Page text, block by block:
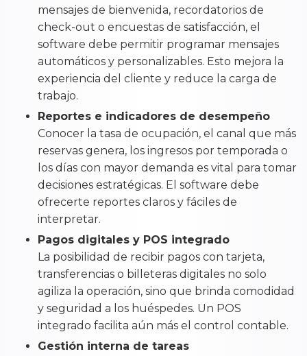
mensajes de bienvenida, recordatorios de
check-out o encuestas de satisfacción, el
software debe permitir programar mensajes
automáticos y personalizables. Esto mejora la
experiencia del cliente y reduce la carga de
trabajo.
Reportes e indicadores de desempeño
Conocer la tasa de ocupación, el canal que más
reservas genera, los ingresos por temporada o
los días con mayor demanda es vital para tomar
decisiones estratégicas. El software debe
ofrecerte reportes claros y fáciles de
interpretar.
Pagos digitales y POS integrado
La posibilidad de recibir pagos con tarjeta,
transferencias o billeteras digitales no solo
agiliza la operación, sino que brinda comodidad
y seguridad a los huéspedes. Un POS
integrado facilita aún más el control contable.
Gestión interna de tareas